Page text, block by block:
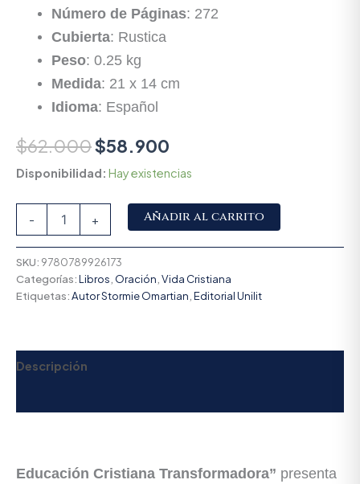
Número de Páginas: 272
Cubierta: Rustica
Peso: 0.25 kg
Medida: 21 x 14 cm
Idioma: Español
$62.000$58.900
Disponibilidad: Hay existencias
- + Añadir al carrito
SKU: 9780789926173
Categorías:Libros Oración Vida Cristiana
Etiquetas:Autor Stormie Omartian Editorial Unilit
Descripción
Educación Cristiana Transformadora” presenta